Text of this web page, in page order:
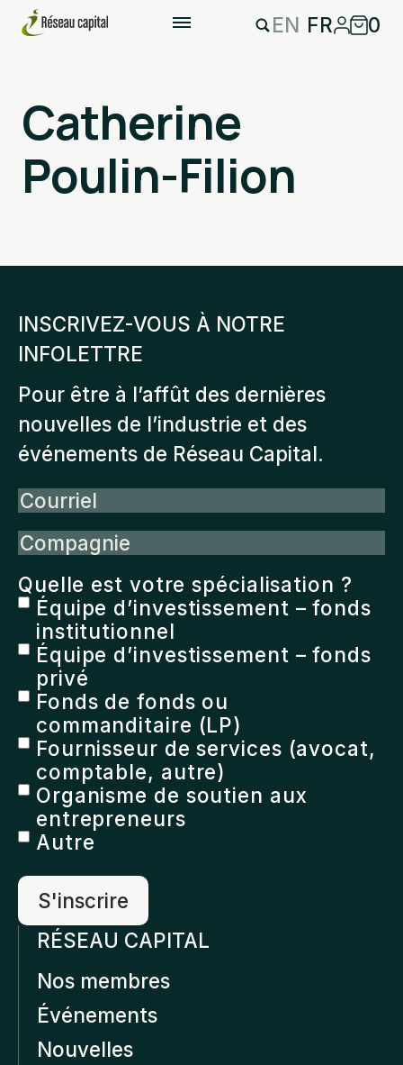
EN FR 0
Catherine
Poulin-Filion
INSCRIVEZ-VOUS À NOTRE
INFOLETTRE
Pour être à l’affût des dernières
nouvelles de l’industrie et des
événements de Réseau Capital.
Courriel
Compagnie
Quelle est votre spécialisation ?
Équipe d’investissement – fonds
institutionnel
Équipe d’investissement – fonds
privé
Fonds de fonds ou
commanditaire (LP)
Fournisseur de services (avocat,
comptable, autre)
Organisme de soutien aux
entrepreneurs
Autre
RÉSEAU CAPITAL
Nos membres
Événements
Nouvelles